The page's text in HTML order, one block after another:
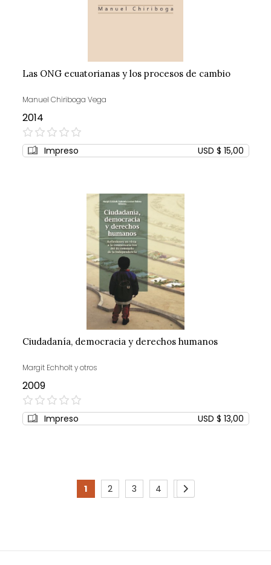
Las ONG ecuatorianas y los procesos de cambio
Manuel Chiriboga Vega
2014
0%
Impreso USD $ 15,00
Ciudadanía, democracia y derechos humanos
Margit Echholt y otros
2009
0%
Impreso USD $ 13,00
Page
You're
page
1
Page
2
Page
3
Page
4
Page
5
Page
Siguiente